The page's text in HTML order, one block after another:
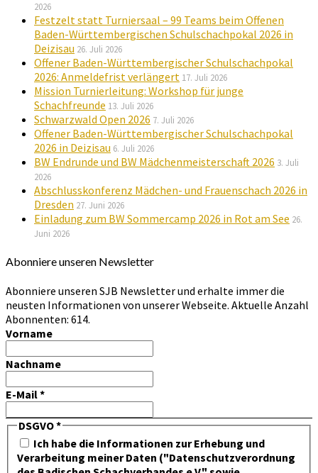
2026
Festzelt statt Turniersaal – 99 Teams beim Offenen
Baden-Württembergischen Schulschachpokal 2026 in
Deizisau 26. Juli 2026
Offener Baden-Württembergischer Schulschachpokal
2026: Anmeldefrist verlängert 17. Juli 2026
Mission Turnierleitung: Workshop für junge
Schachfreunde 13. Juli 2026
Schwarzwald Open 2026 7. Juli 2026
Offener Baden-Württembergischer Schulschachpokal
2026 in Deizisau 6. Juli 2026
BW Endrunde und BW Mädchenmeisterschaft 2026 3. Juli
2026
Abschlusskonferenz Mädchen- und Frauenschach 2026 in
Dresden 27. Juni 2026
Einladung zum BW Sommercamp 2026 in Rot am See 26.
Juni 2026
Abonniere unseren Newsletter
Abonniere unseren SJB Newsletter und erhalte immer die
neusten Informationen von unserer Webseite. Aktuelle Anzahl
Abonnenten: 614.
Vorname
Nachname
E-Mail*
DSGVO*
Ich habe die Informationen zur Erhebung und
Verarbeitung meiner Daten ("Datenschutzverordnung